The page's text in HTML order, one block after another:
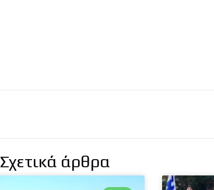
Σχετικά άρθρα